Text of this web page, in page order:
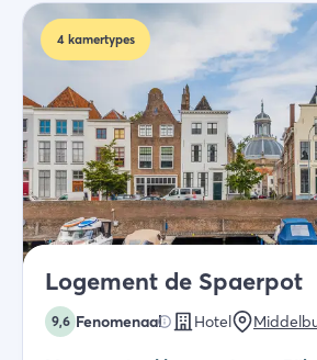
4 kamertypes
Logement de Spaerpot
9,6 Fenomenaal Hotel